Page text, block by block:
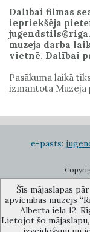
Dalībai filmas
iepriekšēja
muzeja darba
vietnē. Dalībai
Pasākuma laikā
izmantota Muzeja
e-pasts:
Šīs mājaslapas
apvienības muzejs
Alberta iela 12,
Lietojot šo